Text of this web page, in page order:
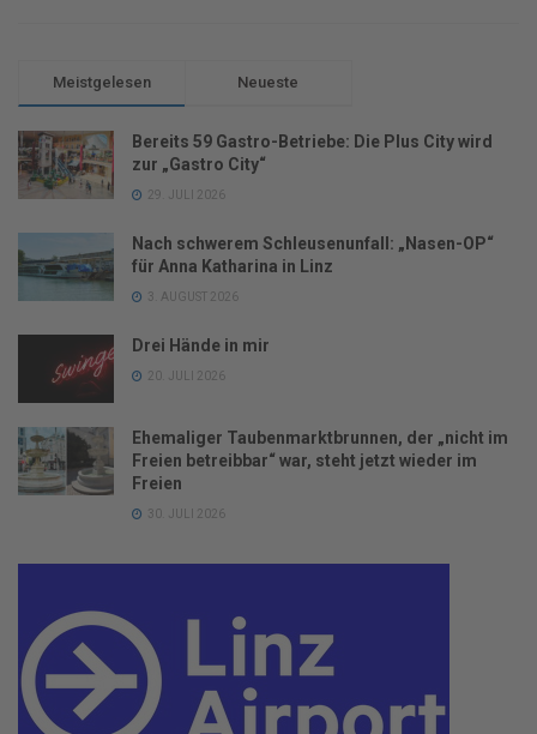
Meistgelesen Neueste
Bereits 59 Gastro-Betriebe: Die Plus City wird
zur „Gastro City“
29. JULI 2026
Nach schwerem Schleusenunfall: „Nasen-OP“
für Anna Katharina in Linz
3. AUGUST 2026
Drei Hände in mir
20. JULI 2026
Ehemaliger Taubenmarktbrunnen, der „nicht im
Freien betreibbar“ war, steht jetzt wieder im
Freien
30. JULI 2026